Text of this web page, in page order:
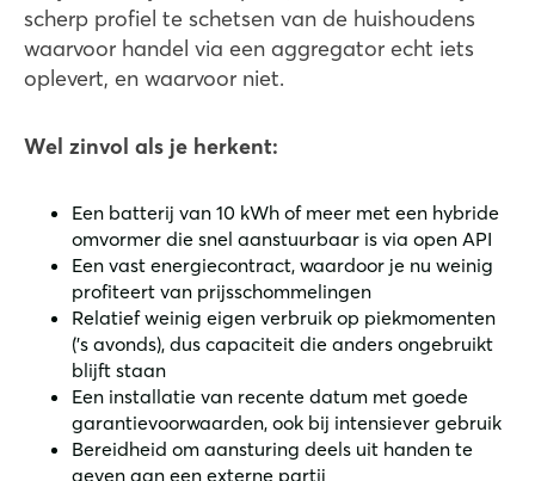
scherp profiel te schetsen van de huishoudens
waarvoor handel via een aggregator echt iets
oplevert, en waarvoor niet.
Wel zinvol als je herkent:
Een batterij van 10 kWh of meer met een hybride
omvormer die snel aanstuurbaar is via open API
Een vast energiecontract, waardoor je nu weinig
profiteert van prijsschommelingen
Relatief weinig eigen verbruik op piekmomenten
('s avonds), dus capaciteit die anders ongebruikt
blijft staan
Een installatie van recente datum met goede
garantievoorwaarden, ook bij intensiever gebruik
Bereidheid om aansturing deels uit handen te
geven aan een externe partij